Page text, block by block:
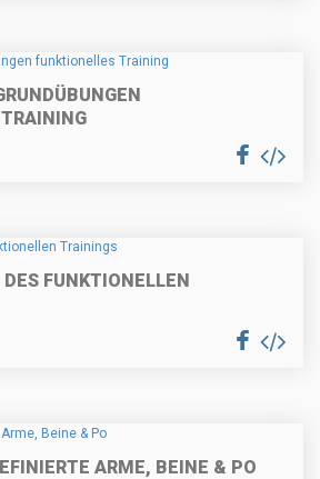
FUNKTIONELLEN
ARME, BEINE & PO